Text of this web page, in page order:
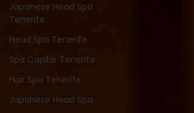
Japanese Head Spa
Tenerife
Head Spa Tenerife
Spa Capilar Tenerife
Hair Spa Tenerife
Japanese Head Spa